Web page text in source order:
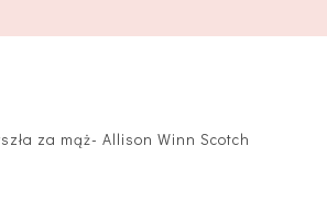
za mąż- Allison Winn Scotch